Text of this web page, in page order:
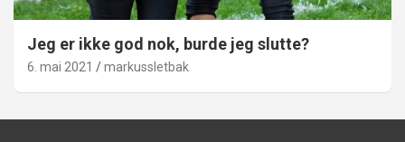
Jeg er ikke god nok, burde jeg slutte?
6. mai 2021 markussletbak